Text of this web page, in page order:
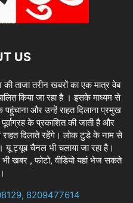
US
ताजा तरीन खबरों का एक मात्र वेब
किया जा रहा है । इसके माध्यम से
पहुंचाना और उन्हें राहत दिलाना प्रमुख
के प्रकाशित की जाती है और
राहत दिलाते रहेंगे। लोक टुडे के नाम से
यू ट्यूब चैनल भी चलाया जा रहा है।
खबर , फोटो, वीडियो यहां भेज सकते
8209477614